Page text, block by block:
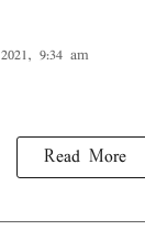
9:34 am
Read More